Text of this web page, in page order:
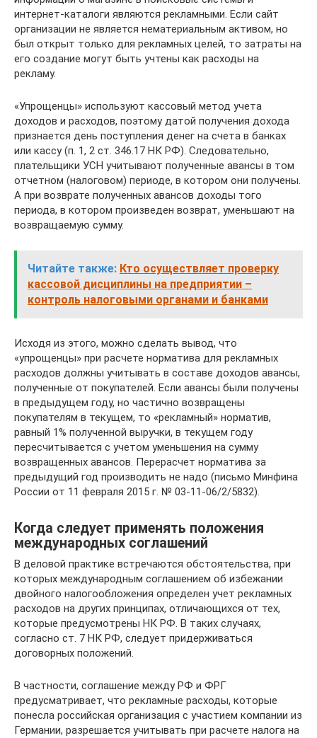
интернет-каталоги являются рекламными. Если сайт
организации не является нематериальным активом, но
был открыт только для рекламных целей, то затраты на
его создание могут быть учтены как расходы на
рекламу.
«Упрощенцы» используют кассовый метод учета
доходов и расходов, поэтому датой получения дохода
признается день поступления денег на счета в банках
или кассу (п. 1, 2 ст. 346.17 НК РФ). Следовательно,
плательщики УСН учитывают полученные авансы в том
отчетном (налоговом) периоде, в котором они получены.
А при возврате полученных авансов доходы того
периода, в котором произведен возврат, уменьшают на
возвращаемую сумму.
Читайте также: Кто осуществляет проверку
кассовой дисциплины на предприятии –
контроль налоговыми органами и банками
Исходя из этого, можно сделать вывод, что
«упрощенцы» при расчете норматива для рекламных
расходов должны учитывать в составе доходов авансы,
полученные от покупателей. Если авансы были получены
в предыдущем году, но частично возвращены
покупателям в текущем, то «рекламный» норматив,
равный 1% полученной выручки, в текущем году
пересчитывается с учетом уменьшения на сумму
возвращенных авансов. Перерасчет норматива за
предыдущий год производить не надо (письмо Минфина
России от 11 февраля 2015 г. № 03-11-06/2/5832).
Когда следует применять положения
международных соглашений
В деловой практике встречаются обстоятельства, при
которых международным соглашением об избежании
двойного налогообложения определен учет рекламных
расходов на других принципах, отличающихся от тех,
которые предусмотрены НК РФ. В таких случаях,
согласно ст. 7 НК РФ, следует придерживаться
договорных положений.
В частности, соглашение между РФ и ФРГ
предусматривает, что рекламные расходы, которые
понесла российская организация с участием компании из
Германии, разрешается учитывать при расчете налога на